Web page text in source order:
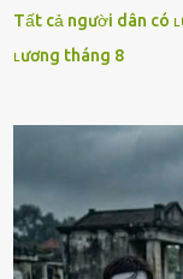
Tất cả người dân có
ʟương tháng 8